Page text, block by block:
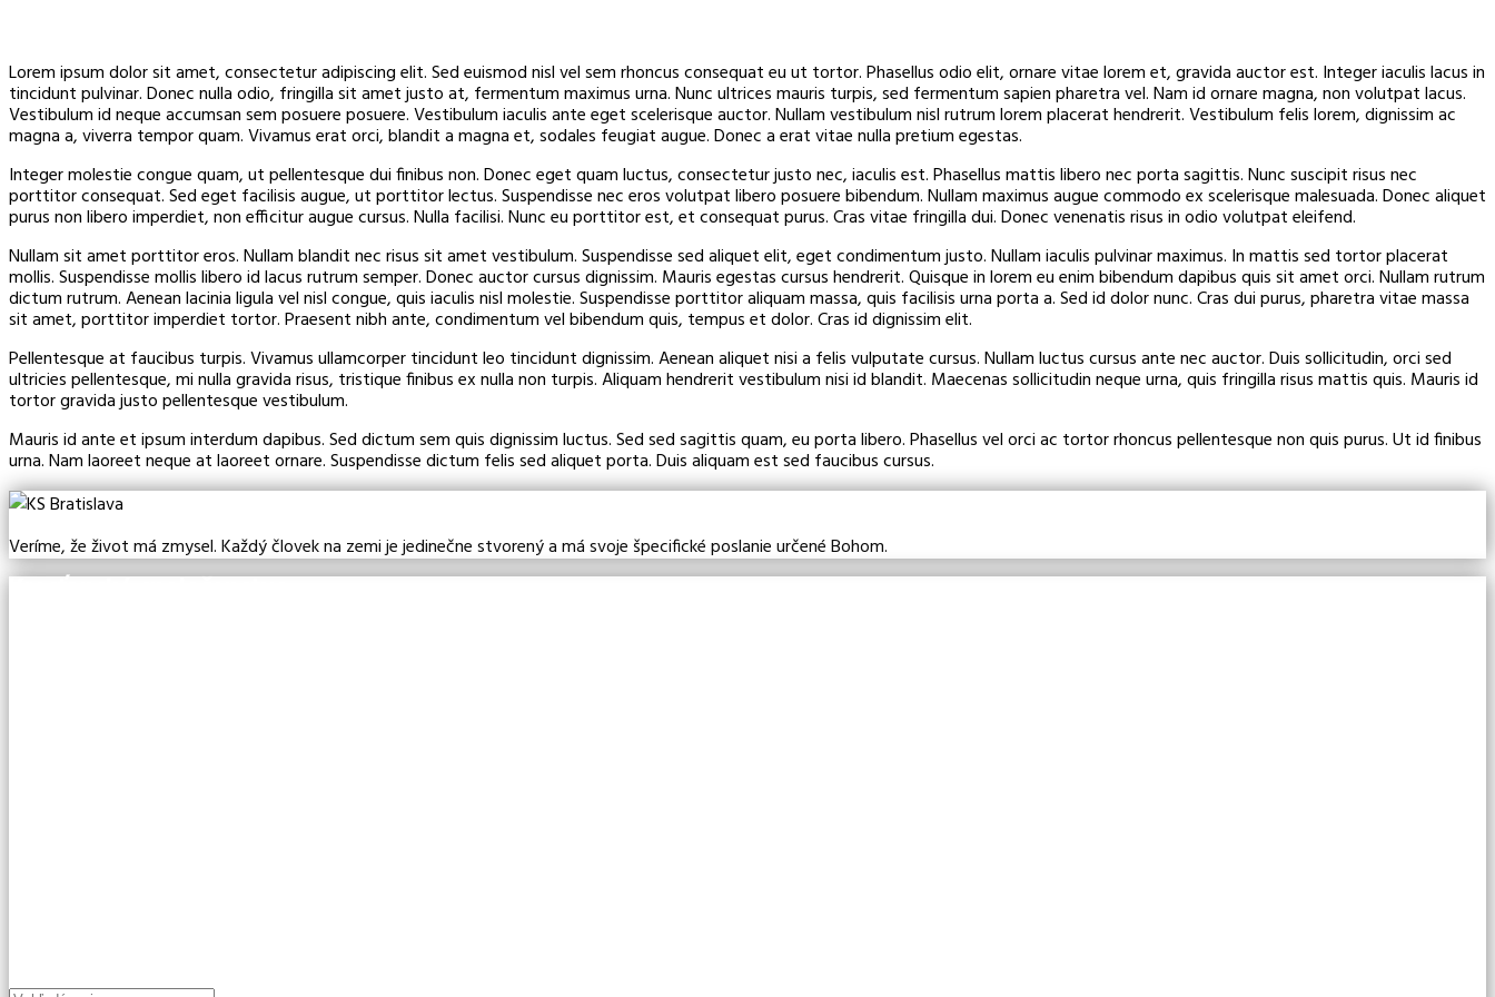
Lorem ipsum dolor sit amet, consectetur adipiscing elit. Sed euismod nisl vel sem rhoncus consequat eu ut tortor. Phasellus odio elit, ornare vitae lorem et, gravida auctor est. Integer iaculis lacus in
tincidunt pulvinar. Donec nulla odio, fringilla sit amet justo at, fermentum maximus urna. Nunc ultrices mauris turpis, sed fermentum sapien pharetra vel. Nam id ornare magna, non volutpat lacus.
Vestibulum id neque accumsan sem posuere posuere. Vestibulum iaculis ante eget scelerisque auctor. Nullam vestibulum nisl rutrum lorem placerat hendrerit. Vestibulum felis lorem, dignissim ac
magna a, viverra tempor quam. Vivamus erat orci, blandit a magna et, sodales feugiat augue. Donec a erat vitae nulla pretium egestas.
Integer molestie congue quam, ut pellentesque dui finibus non. Donec eget quam luctus, consectetur justo nec, iaculis est. Phasellus mattis libero nec porta sagittis. Nunc suscipit risus nec
porttitor consequat. Sed eget facilisis augue, ut porttitor lectus. Suspendisse nec eros volutpat libero posuere bibendum. Nullam maximus augue commodo ex scelerisque malesuada. Donec aliquet
purus non libero imperdiet, non efficitur augue cursus. Nulla facilisi. Nunc eu porttitor est, et consequat purus. Cras vitae fringilla dui. Donec venenatis risus in odio volutpat eleifend.
Nullam sit amet porttitor eros. Nullam blandit nec risus sit amet vestibulum. Suspendisse sed aliquet elit, eget condimentum justo. Nullam iaculis pulvinar maximus. In mattis sed tortor placerat
mollis. Suspendisse mollis libero id lacus rutrum semper. Donec auctor cursus dignissim. Mauris egestas cursus hendrerit. Quisque in lorem eu enim bibendum dapibus quis sit amet orci. Nullam rutrum
dictum rutrum. Aenean lacinia ligula vel nisl congue, quis iaculis nisl molestie. Suspendisse porttitor aliquam massa, quis facilisis urna porta a. Sed id dolor nunc. Cras dui purus, pharetra vitae massa
sit amet, porttitor imperdiet tortor. Praesent nibh ante, condimentum vel bibendum quis, tempus et dolor. Cras id dignissim elit.
Pellentesque at faucibus turpis. Vivamus ullamcorper tincidunt leo tincidunt dignissim. Aenean aliquet nisi a felis vulputate cursus. Nullam luctus cursus ante nec auctor. Duis sollicitudin, orci sed
ultricies pellentesque, mi nulla gravida risus, tristique finibus ex nulla non turpis. Aliquam hendrerit vestibulum nisi id blandit. Maecenas sollicitudin neque urna, quis fringilla risus mattis quis. Mauris id
tortor gravida justo pellentesque vestibulum.
Mauris id ante et ipsum interdum dapibus. Sed dictum sem quis dignissim luctus. Sed sed sagittis quam, eu porta libero. Phasellus vel orci ac tortor rhoncus pellentesque non quis purus. Ut id finibus
urna. Nam laoreet neque at laoreet ornare. Suspendisse dictum felis sed aliquet porta. Duis aliquam est sed faucibus cursus.
Veríme, že život má zmysel. Každý človek na zemi je jedinečne stvorený a má svoje špecifické poslanie určené Bohom.
Kresťanské spoločenstvo